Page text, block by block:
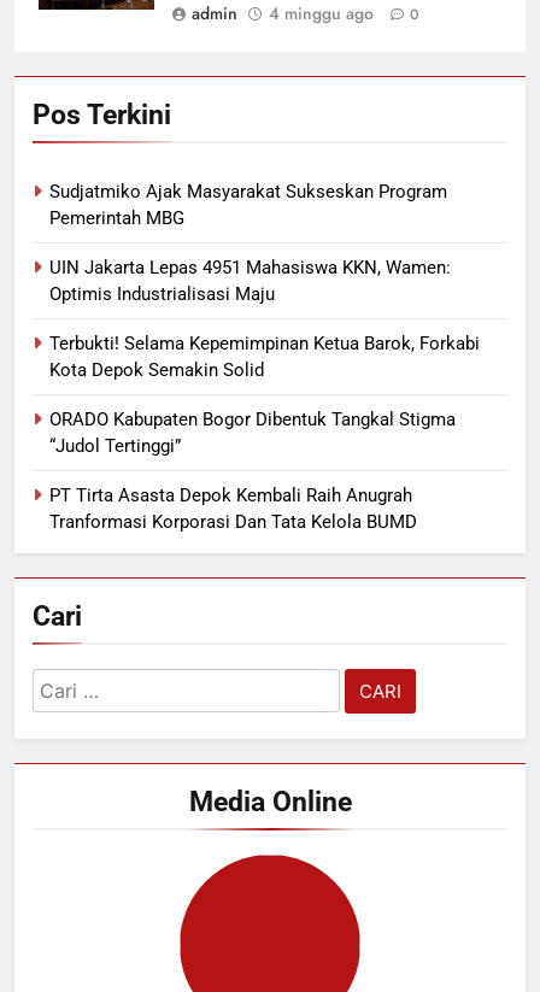
admin
4 minggu ago 0
Pos Terkini
Sudjatmiko Ajak Masyarakat Sukseskan Program
Pemerintah MBG
UIN Jakarta Lepas 4951 Mahasiswa KKN, Wamen:
Optimis Industrialisasi Maju
Terbukti! Selama Kepemimpinan Ketua Barok, Forkabi
Kota Depok Semakin Solid
ORADO Kabupaten Bogor Dibentuk Tangkal Stigma
“Judol Tertinggi”
PT Tirta Asasta Depok Kembali Raih Anugrah
Tranformasi Korporasi Dan Tata Kelola BUMD
Cari
Cari
untuk:
Media Online